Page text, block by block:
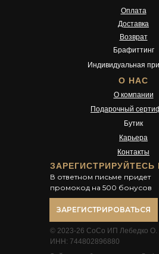
О НАС
© 2023-26 CoCo ИП Лебедко О.
ИНН: 744802896880
ЗАРЕГИСТРИРУЙТЕСЬ
В ответном письме придет
промокод на 500 бонусов
Оплата
Доставка
Брафиттинг
Индивидуальная
Возврат
Подарочный
О компании
Бутик
Карьера
ЗАРЕГИСТРИРОВАТЬСЯ
Контакты